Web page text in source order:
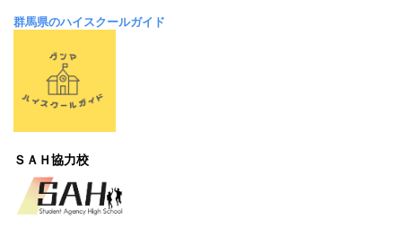
群馬県のハイスクールガイド
ＳＡＨ協力校